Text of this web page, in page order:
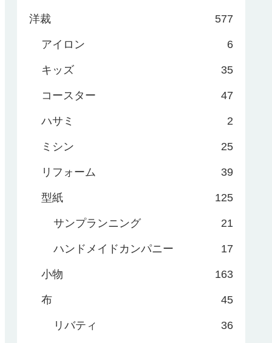
洋裁 577
アイロン 6
キッズ 35
コースター 47
ハサミ 2
ミシン 25
リフォーム 39
型紙 125
サンプランニング 21
ハンドメイドカンパニー 17
小物 163
布 45
リバティ 36